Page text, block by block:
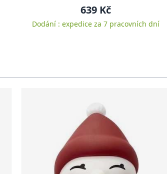
639 Kč
Dodání : expedice za 7 pracovních dní